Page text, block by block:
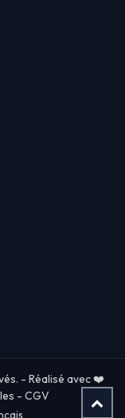
- Réalisé avec ❤️
- CGV